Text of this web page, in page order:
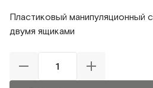
Пластиковый манипуляционный
двумя ящиками